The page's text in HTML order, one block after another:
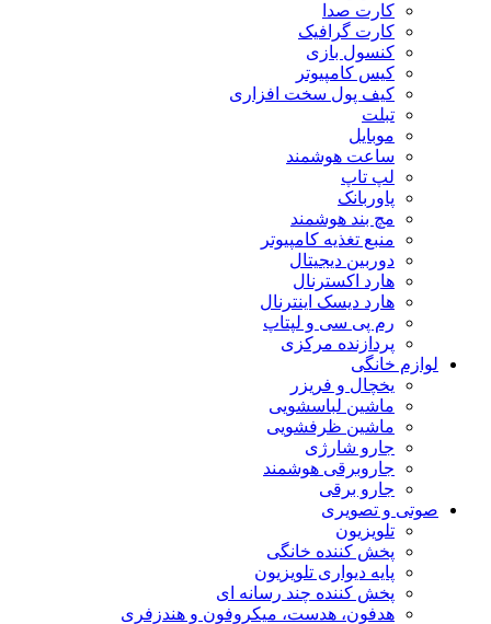
کارت صدا
کارت گرافیک
کنسول بازی
کیس کامپیوتر
کیف پول سخت افزاری
تبلت
موبایل
ساعت هوشمند
لپ تاپ
پاوربانک
مچ بند هوشمند
منبع تغذیه کامپیوتر
دوربین دیجیتال
هارد اکسترنال
هارد دیسک اینترنال
رم پی سی و لپتاپ
پردازنده مرکزی
لوازم خانگی
یخچال و فریزر
ماشین لباسشویی
ماشین ظرفشویی
جارو شارژی
جاروبرقی هوشمند
جارو برقی
صوتی و تصویری
تلویزیون
پخش کننده خانگی
پایه دیواری تلویزیون
پخش کننده چند رسانه ای
هدفون، هدست، میکروفون و هندزفری